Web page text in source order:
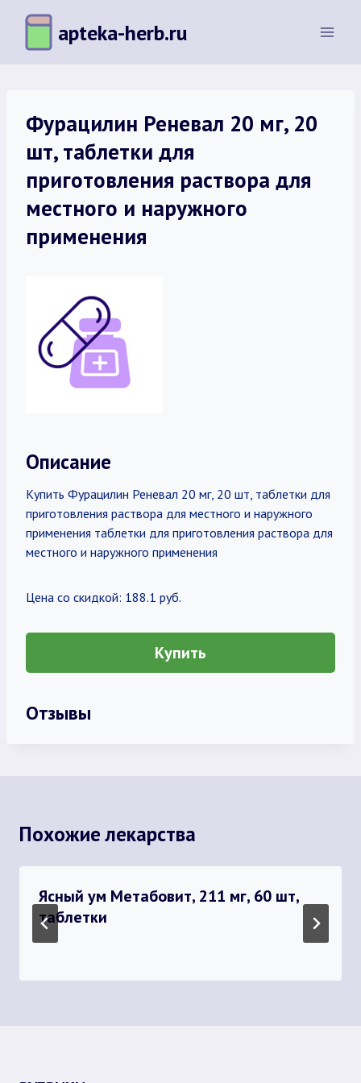
Перейти
содержимому
apteka-herb.ru
Фурацилин Реневал 20 мг, 20
шт, таблетки для
приготовления раствора для
местного и наружного
применения
Описание
Купить Фурацилин Реневал 20 мг, 20 шт, таблетки для
приготовления раствора для местного и наружного
применения таблетки для приготовления раствора для
местного и наружного применения
Цена со скидкой: 188.1 руб.
Купить
Отзывы
Похожие лекарства
Ясный ум Метабовит, 211 мг, 60 шт,
таблетки